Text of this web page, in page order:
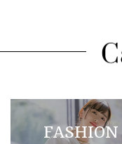
FASHION